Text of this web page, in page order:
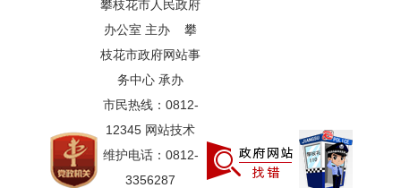
攀枝花市人民政府
办公室 主办 攀
枝花市政府网站事
务中心 承办
市民热线：0812-
12345 网站技术
维护电话：0812-
3356287